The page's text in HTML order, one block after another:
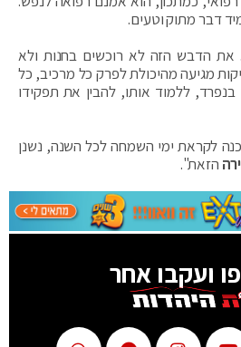
דבר מתוק וטעים.
הדבש הזה לא רוכשים בחנות ולא
מגיעה מהיכולת לפרק כל מרכיב, כל
בנפרד, ללמוד אותו, להבין את תפקידו
לקראת ימי השמחה לכל השנה, נשנן
הזאת".
ועקבו אחר